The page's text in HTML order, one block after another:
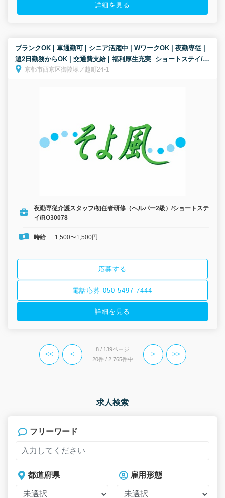
詳細を見る
ブランクOK | 車通勤可 | シニア活躍中 | WワークOK | 夜勤専従 |
週2日勤務からOK | 交通費支給 | 福利厚生充実│ショートステイ/夜
勤専従介護スタッフ/パート募集！高齢者の夜間の安心を支えま
京都市西京区御陵塚ノ越町24-1
夜勤専従介護スタッフ/初任者研修（ヘルパー2級）/ショートステ
イ/RO30078
時給 1,500〜1,500円
応募する
電話応募 050-5497-7444
詳細を見る
<< <
8 / 139ページ
20件 / 2,765件中
> >>
求人検索
フリーワード
都道府県 雇用形態